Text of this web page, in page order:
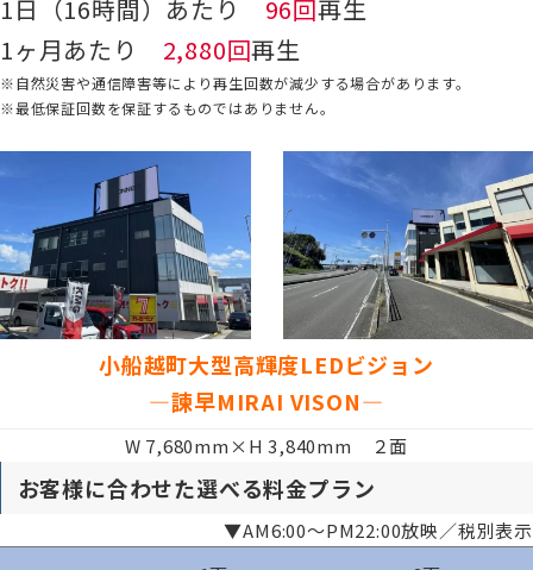
1日（16時間）あたり 96回再生
1ヶ月あたり 2,880回再生
※自然災害や通信障害等により再生回数が減少する場合があります。
※最低保証回数を保証するものではありません。
小船越町大型高輝度LEDビジョン
―諫早MIRAI VISON―
W 7,680mm×H 3,840mm ２面
お客様に合わせた選べる料金プラン
▼AM6:00～PM22:00放映／税別表示